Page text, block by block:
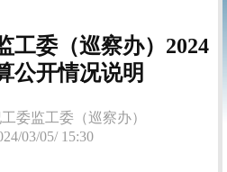
工委（巡察办）2024
公开情况说明
委监工委（巡察办）
03/05/ 15:30